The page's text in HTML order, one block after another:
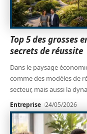
Top 5 des grosses
secrets de réussite
Dans le paysage
comme des modèles de
secteur, mais aussi la
Entreprise 24/05/2026